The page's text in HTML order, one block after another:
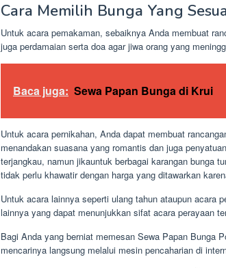
Cara Memilih Bunga Yang
Untuk acara pemakaman, sebaiknya Anda membuat
juga perdamaian serta doa agar jiwa orang yang
Baca juga: Sewa Papan Bunga di Krui
Untuk acara pernikahan, Anda dapat membuat
menandakan suasana yang romantis dan juga
terjangkau, namun jikauntuk berbagai karangan bunga
tidak perlu khawatir dengan harga yang ditawarkan
Untuk acara lainnya seperti ulang tahun ataupun acara
lainnya yang dapat menunjukkan sifat acara perayaan
Bagi Anda yang berniat memesan Sewa Papan Bunga
mencarinya langsung melalui mesin pencaharian di